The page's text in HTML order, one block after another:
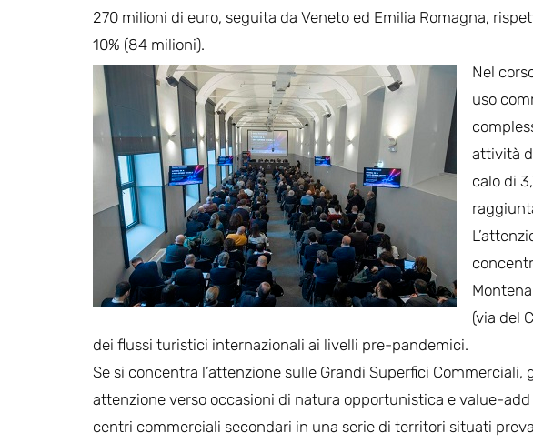
270 milioni di euro, seguita da Veneto ed Emilia Romagna,
10% (84 milioni).
Nel
uso
attività
calo di
(via del
dei flussi turistici internazionali ai livelli pre-pandemici.
Se si concentra l’attenzione sulle Grandi Superfici
attenzione verso occasioni di natura opportunistica e value-
centri commerciali secondari in una serie di territori situati